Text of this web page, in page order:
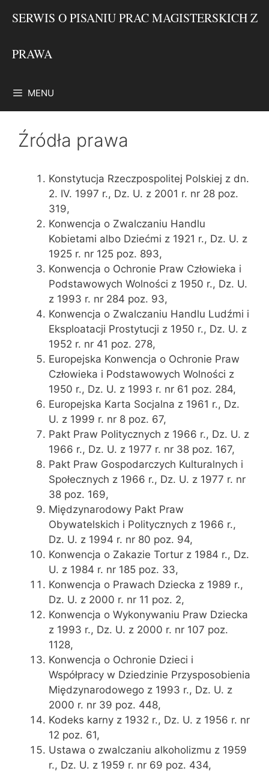
SERWIS O PISANIU PRAC MAGISTERSKICH Z
PRAWA
MENU
Źródła prawa
Konstytucja Rzeczpospolitej Polskiej z dn.
2. IV. 1997 r., Dz. U. z 2001 r. nr 28 poz.
319,
Konwencja o Zwalczaniu Handlu
Kobietami albo Dziećmi z 1921 r., Dz. U. z
1925 r. nr 125 poz. 893,
Konwencja o Ochronie Praw Człowieka i
Podstawowych Wolności z 1950 r., Dz. U.
z 1993 r. nr 284 poz. 93,
Konwencja o Zwalczaniu Handlu Ludźmi i
Eksploatacji Prostytucji z 1950 r., Dz. U. z
1952 r. nr 41 poz. 278,
Europejska Konwencja o Ochronie Praw
Człowieka i Podstawowych Wolności z
1950 r., Dz. U. z 1993 r. nr 61 poz. 284,
Europejska Karta Socjalna z 1961 r., Dz.
U. z 1999 r. nr 8 poz. 67,
Pakt Praw Politycznych z 1966 r., Dz. U. z
1966 r., Dz. U. z 1977 r. nr 38 poz. 167,
Pakt Praw Gospodarczych Kulturalnych i
Społecznych z 1966 r., Dz. U. z 1977 r. nr
38 poz. 169,
Międzynarodowy Pakt Praw
Obywatelskich i Politycznych z 1966 r.,
Dz. U. z 1994 r. nr 80 poz. 94,
Konwencja o Zakazie Tortur z 1984 r., Dz.
U. z 1984 r. nr 185 poz. 33,
Konwencja o Prawach Dziecka z 1989 r.,
Dz. U. z 2000 r. nr 11 poz. 2,
Konwencja o Wykonywaniu Praw Dziecka
z 1993 r., Dz. U. z 2000 r. nr 107 poz.
1128,
Konwencja o Ochronie Dzieci i
Współpracy w Dziedzinie Przysposobienia
Międzynarodowego z 1993 r., Dz. U. z
2000 r. nr 39 poz. 448,
Kodeks karny z 1932 r., Dz. U. z 1956 r. nr
12 poz. 61,
Ustawa o zwalczaniu alkoholizmu z 1959
r., Dz. U. z 1959 r. nr 69 poz. 434,